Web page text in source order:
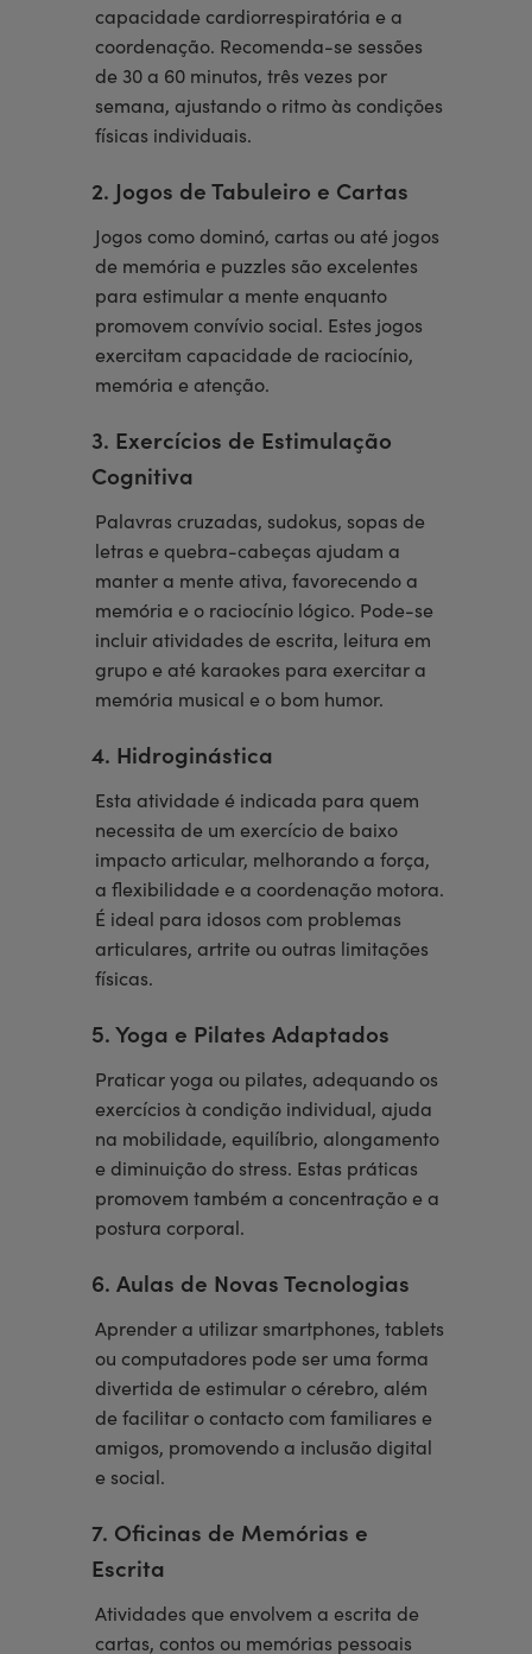
capacidade cardiorrespiratória e a
coordenação. Recomenda-se sessões
de 30 a 60 minutos, três vezes por
semana, ajustando o ritmo às condições
físicas individuais.
2. Jogos de Tabuleiro e Cartas
Jogos como dominó, cartas ou até jogos
de memória e puzzles são excelentes
para estimular a mente enquanto
promovem convívio social. Estes jogos
exercitam capacidade de raciocínio,
memória e atenção.
3. Exercícios de Estimulação
Cognitiva
Palavras cruzadas, sudokus, sopas de
letras e quebra-cabeças ajudam a
manter a mente ativa, favorecendo a
memória e o raciocínio lógico. Pode-se
incluir atividades de escrita, leitura em
grupo e até karaokes para exercitar a
memória musical e o bom humor.
4. Hidroginástica
Esta atividade é indicada para quem
necessita de um exercício de baixo
impacto articular, melhorando a força,
a flexibilidade e a coordenação motora.
É ideal para idosos com problemas
articulares, artrite ou outras limitações
físicas.
5. Yoga e Pilates Adaptados
Praticar yoga ou pilates, adequando os
exercícios à condição individual, ajuda
na mobilidade, equilíbrio, alongamento
e diminuição do stress. Estas práticas
promovem também a concentração e a
postura corporal.
6. Aulas de Novas Tecnologias
Aprender a utilizar smartphones, tablets
ou computadores pode ser uma forma
divertida de estimular o cérebro, além
de facilitar o contacto com familiares e
amigos, promovendo a inclusão digital
e social.
7. Oficinas de Memórias e
Escrita
Atividades que envolvem a escrita de
cartas, contos ou memórias pessoais